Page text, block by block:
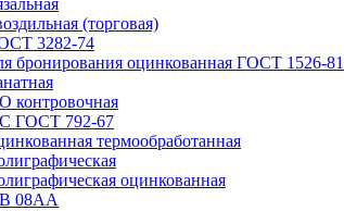
(торговая)
3282-74
бронирования оцинкованная ГОСТ 1526-81
контровочная
ГОСТ 792-67
термообработанная
оцинкованная
08АА